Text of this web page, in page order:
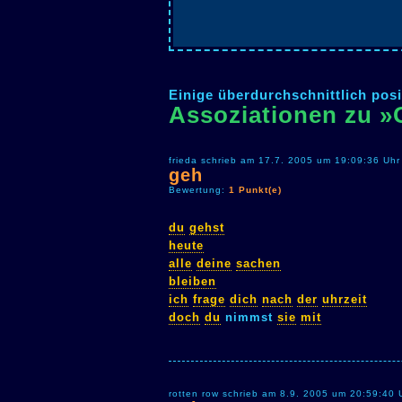
Einige überdurchschnittlich
Assoziationen zu
frieda schrieb am 17.7. 2005 um 19:09:36 Uhr
geh
Bewertung: 1 Punkt(e)
du gehst
heute
alle deine sachen
bleiben
ich frage dich nach der uhrzeit
doch du nimmst sie mit
rotten row schrieb am 8.9. 2005 um 20:59:40